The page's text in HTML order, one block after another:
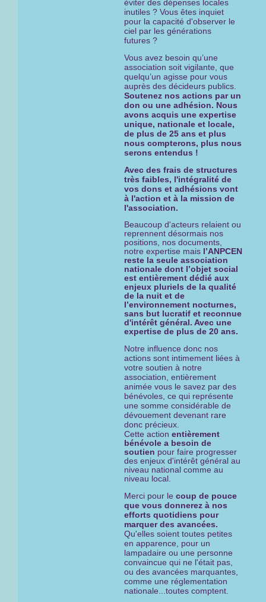
éviter des dépenses locales
inutiles ? Vous êtes inquiet
pour la capacité d'observer le
ciel par les générations
futures ?
Vous avez besoin qu’une
association soit vigilante, que
quelqu’un agisse pour vous
auprès des décideurs publics.
Soutenez nos actions par un
don ou une adhésion. Nous
avons acquis une expertise
unique, nationale et locale,
de plus de 25 ans et plus
nous compterons, plus nous
serons entendus !
Avec des frais de structures
très faibles, l'intégralité de
vos dons et adhésions vont
à l'action et à la mission de
l'association.
Beaucoup d'acteurs relaient ou
reprennent désormais nos
positions, nos documents,
notre expertise mais l’ANPCEN
reste la seule association
nationale dont l’objet social
est entièrement dédié aux
enjeux pluriels de la qualité
de la nuit et de
l’environnement nocturnes,
sans but lucratif et reconnue
d'intérêt général. Avec une
expertise de plus de 20 ans.
Notre influence donc nos
actions sont intimement liées à
votre soutien à notre
association, entièrement
animée vous le savez par des
bénévoles, ce qui représente
une somme considérable de
dévouement devenant rare
donc précieux.
Cette action entièrement
bénévole a besoin de
soutien pour faire progresser
des enjeux d'intérêt général au
niveau national comme au
niveau local.
Merci pour le coup de pouce
que vous donnerez à nos
efforts quotidiens pour
marquer des avancées.
Qu'elles soient toutes petites
en apparence, pour un
lampadaire ou une personne
convaincue qui ne l'était pas,
ou des avancées marquantes,
comme une réglementation
nationale...toutes comptent.